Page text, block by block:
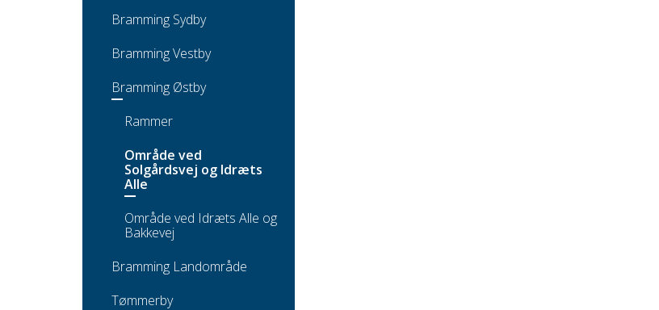
Bramming Sydby
Bramming Vestby
Bramming Østby
Rammer
Område ved
Solgårdsvej og Idræts
Alle
Område ved Idræts Alle og
Bakkevej
Bramming Landområde
Tømmerby